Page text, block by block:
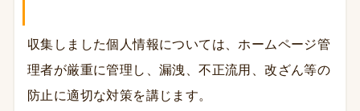
収集しました個人情報については、ホームページ管
理者が厳重に管理し、漏洩、不正流用、改ざん等の
防止に適切な対策を講じます。